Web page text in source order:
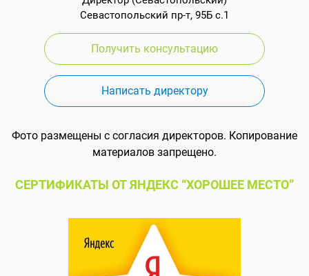
Севастопольский пр-т, 95Б с.1
Получить консультацию
Написать директору
Фото размещены с согласия директоров. Копирование
материалов запрещено.
СЕРТИФИКАТЫ ОТ ЯНДЕКС “ХОРОШЕЕ МЕСТО”